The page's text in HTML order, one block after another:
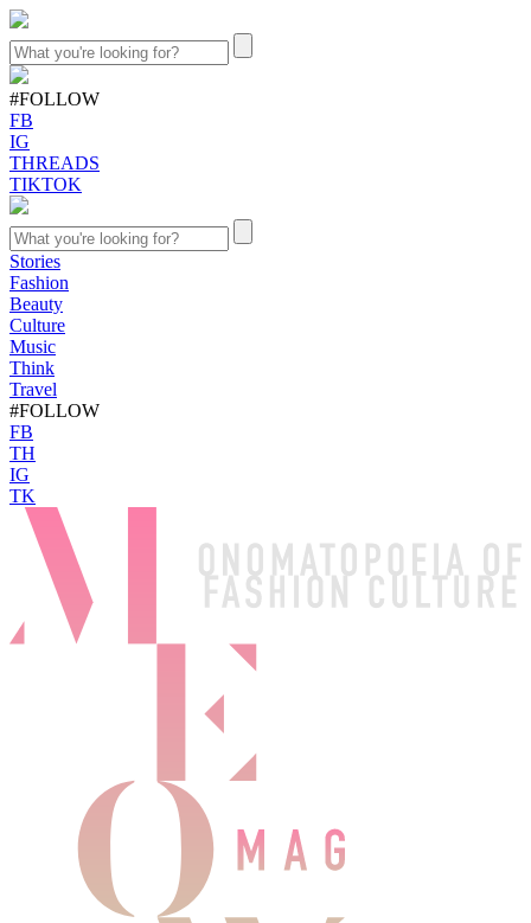
#FOLLOW
FB
IG
THREADS
TIKTOK
Stories
Fashion
Beauty
Culture
Music
Think
Travel
#FOLLOW
FB
TH
IG
TK